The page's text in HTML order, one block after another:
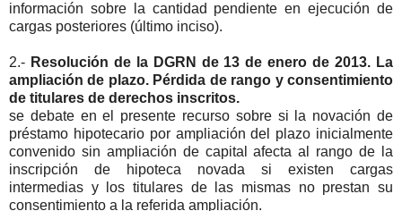
información sobre la cantidad pendiente en ejecución de
cargas posteriores (último inciso).
2.- Resolución de la DGRN de 13 de enero de 2013. La
ampliación de plazo. Pérdida de rango y consentimiento
de titulares de derechos inscritos.
se debate en el presente recurso sobre si la novación de
préstamo hipotecario por ampliación del plazo inicialmente
convenido sin ampliación de capital afecta al rango de la
inscripción de hipoteca novada si existen cargas
intermedias y los titulares de las mismas no prestan su
consentimiento a la referida ampliación.